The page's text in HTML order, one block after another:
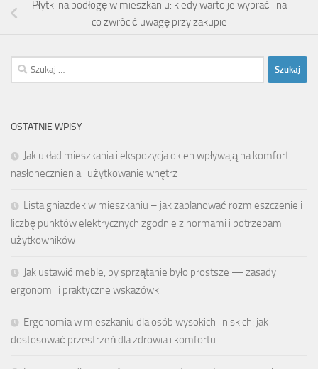
Płytki na podłogę w mieszkaniu: kiedy warto je wybrać i na
co zwrócić uwagę przy zakupie
Szukaj:
OSTATNIE WPISY
Jak układ mieszkania i ekspozycja okien wpływają na komfort
nasłonecznienia i użytkowanie wnętrz
Lista gniazdek w mieszkaniu – jak zaplanować rozmieszczenie i
liczbę punktów elektrycznych zgodnie z normami i potrzebami
użytkowników
Jak ustawić meble, by sprzątanie było prostsze — zasady
ergonomii i praktyczne wskazówki
Ergonomia w mieszkaniu dla osób wysokich i niskich: jak
dostosować przestrzeń dla zdrowia i komfortu